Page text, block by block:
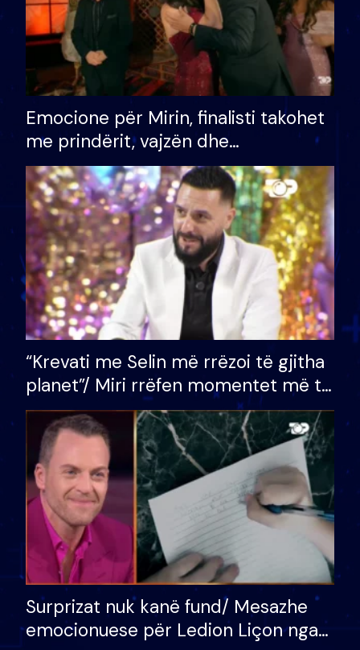
Emocione për Mirin, finalisti takohet
me prindërit, vajzën dhe
bashkëshorten: S’kemi ndonjë letër
divorci apo jo?
“Krevati me Selin më rrëzoi të gjitha
planet”/ Miri rrëfen momentet më të
bukura në shtëpinë e BB VIP: Do më
mungojë zilja e mëngjesit kur…
Surprizat nuk kanë fund/ Mesazhe
emocionuese për Ledion Liçon nga